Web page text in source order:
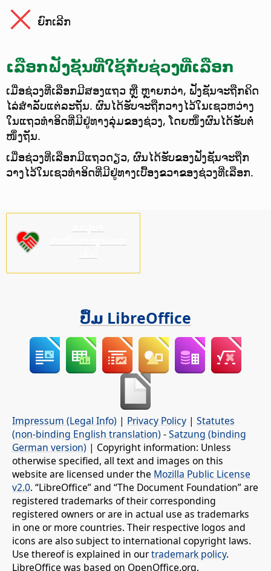
ຍົກເລີກ
ເລືອກຟັງຊັນທີ່ໃຊ້ກັບຊ່ວງທີ່ເລືອກ
ເມື່ອຊ່ວງທີ່ເລືອກມີສອງແຖວ ຫຼື ຫຼາຍກວ່າ, ຟັງຊັນຈະຖືກຄິດ
ໄລ່ສຳລັບແຕ່ລະຖັນ. ຜົນໄດ້ຮັບຈະຖືກວາງໄວ້ໃນເຊວຫວ່າງ
ໃນແຖວທຳອິດທີ່ມີຢູ່ທາງລຸ່ມຂອງຊ່ວງ, ໂດຍໜຶ່ງຜົນໄດ້ຮັບຕໍ່
ໜຶ່ງຖັນ.
ເມື່ອຊ່ວງທີ່ເລືອກມີແຖວດຽວ, ຜົນໄດ້ຮັບຂອງຟັງຊັນຈະຖືກ
ວາງໄວ້ໃນເຊວທຳອິດທີ່ມີຢູ່ທາງເບື້ອງຂວາຂອງຊ່ວງທີ່ເລືອກ.
ປຶ້ມ LibreOffice
Impressum (Legal Info) | Privacy Policy | Statutes
(non-binding English translation) -Satzung (binding
German version) | Copyright information: Unless
otherwise specified, all text and images on this
website are licensed under the Mozilla Public License
v2.0. “LibreOffice” and “The Document Foundation” are
registered trademarks of their corresponding
registered owners or are in actual use as trademarks
in one or more countries. Their respective logos and
icons are also subject to international copyright laws.
Use thereof is explained in ourtrademark policy.
LibreOffice was based on OpenOffice.org.